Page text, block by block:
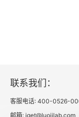
联系我们：
客服电话: 400-0526-
邮箱: iget@luojilab.com